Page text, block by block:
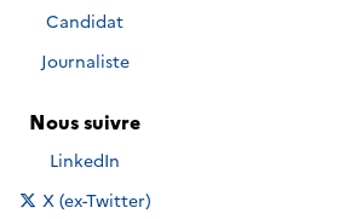
Candidat
Journaliste
Nous suivre
Nous suivre sur
LinkedIn
Nous suivre sur
X (ex-Twitter)